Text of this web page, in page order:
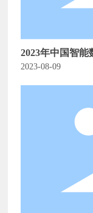
2023年中国智
分析
2023-08-09